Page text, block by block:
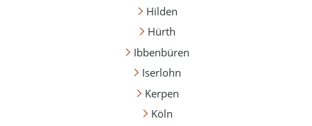
Hilden
Hürth
Ibbenbüren
Iserlohn
Kerpen
Köln